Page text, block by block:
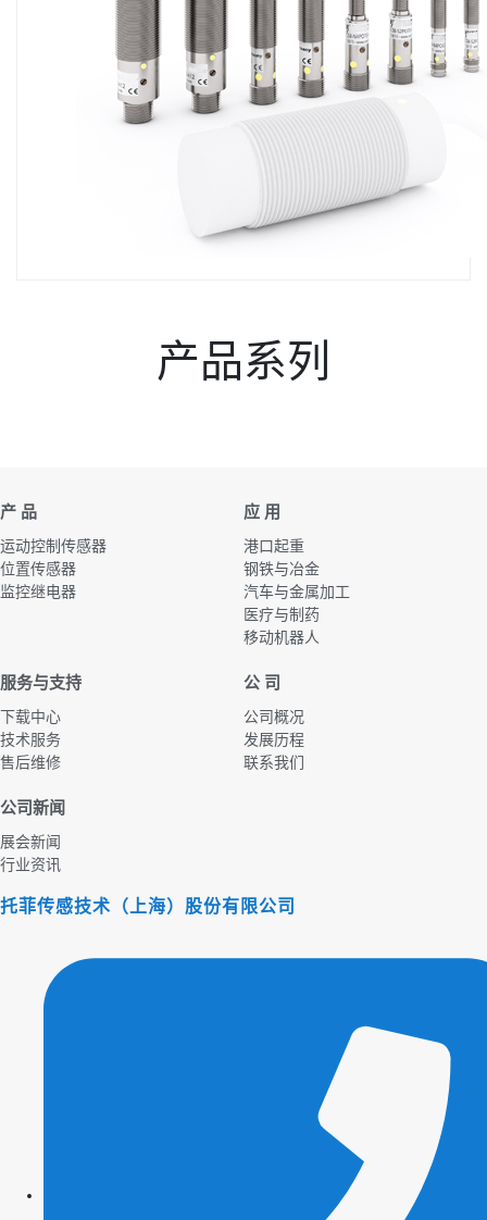
产品系列
产 品
运动控制传感器
位置传感器
监控继电器
应 用
港口起重
钢铁与冶金
汽车与金属加工
医疗与制药
移动机器人
服务与支持
下载中心
技术服务
售后维修
公 司
公司概况
发展历程
联系我们
公司新闻
展会新闻
行业资讯
托菲传感技术（上海）股份有限公司